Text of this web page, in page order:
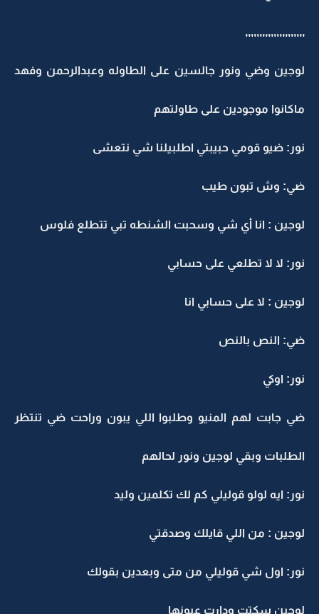
,,,,,,,,,,,,,,,,,,,,,
لوجين وضي ونور جالسين على الطاوله وعبدالرحمن وفهد
ماكانوا موجودين على طاولتهم
نور: ضيو قومي حبيبتي اطلبيلنا شي نتعشى
ضي: وش تبون طيب
لوجين : انا أي شي وسحبت الشنطه تبي تتطلع فلوس
نور: لا لا تطلعي على حسابي
لوجين : لا على حسابي انا
ضي: النص بالنص
نور: اوكي
ضي جابت لهم المنيو وطلبوا اللي يبون وراحت ضي تنتظر
الطلبات وبقي لوجين ونور لحالهم
نور: ايه لولو قوليلي كم لك تكلمين وليد
لوجين : من اللي قايلك وصدقتي
نور: اول شي قوليلي من متى وبعدين بقولك
لوجين سكتت ودارت عيونها